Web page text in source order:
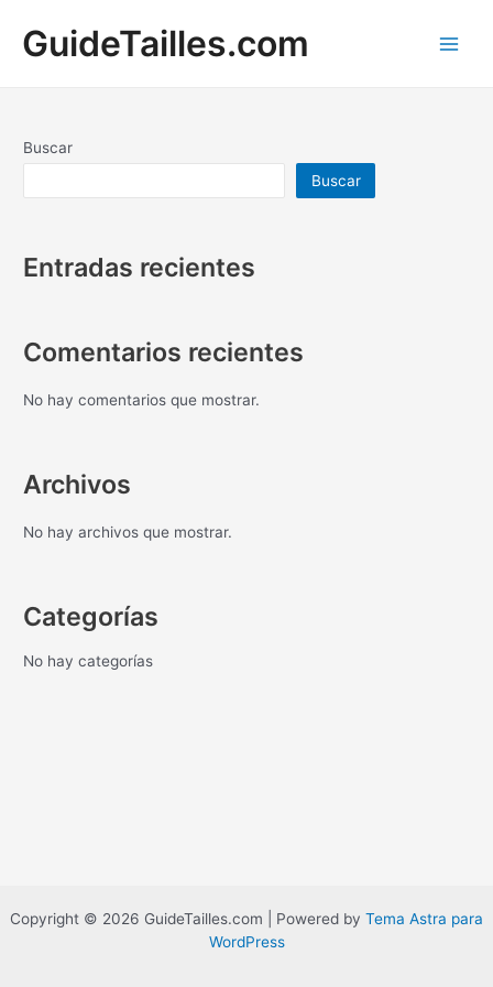
contenido
GuideTailles.com
Buscar
Buscar
Entradas recientes
Comentarios recientes
No hay comentarios que mostrar.
Archivos
No hay archivos que mostrar.
Categorías
No hay categorías
Copyright © 2026 GuideTailles.com | Powered by Tema Astra para
WordPress